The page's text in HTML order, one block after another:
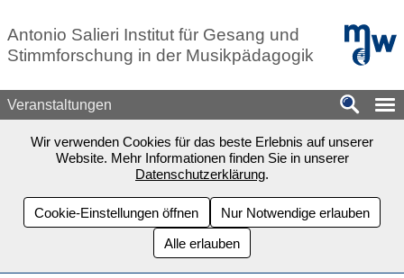
Antonio Salieri Institut für Gesang und
Stimmforschung in der Musikpädagogik
mdw -
Veranstaltungen
Wir verwenden Cookies für das beste Erlebnis auf unserer
Website. Mehr Informationen finden Sie in unserer
Datenschutzerklärung.
Cookie-Einstellungen öffnen
Nur Notwendige erlauben
Alle erlauben